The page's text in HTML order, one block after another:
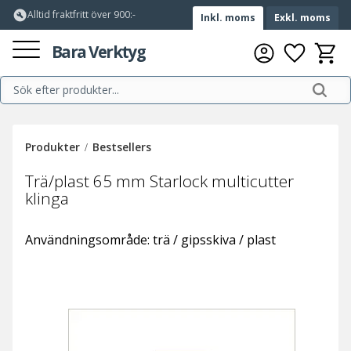
Meny
build_circleAlltid fraktfritt över 900:- Inkl. moms Exkl. moms
Bara Verktyg
Produkter Bestsellers
Trä/plast 65 mm Starlock multicutter
klinga
Användningsområde: trä / gipsskiva / plast